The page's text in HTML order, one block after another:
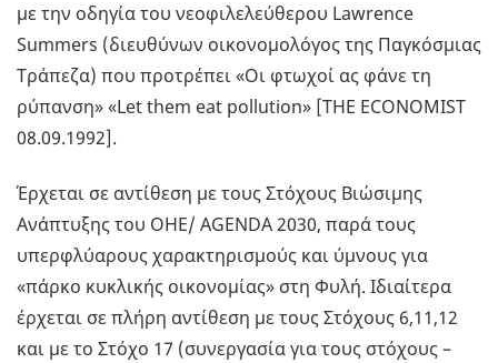
με την οδηγία του νεοφιλελεύθερου Lawrence
Summers (διευθύνων οικονομολόγος της Παγκόσμιας
Τράπεζα) που προτρέπει «Οι φτωχοί ας φάνε τη
ρύπανση» «Let them eat pollution» [THE ECONOMIST
08.09.1992].
Έρχεται σε αντίθεση με τους Στόχους Βιώσιμης
Ανάπτυξης του ΟΗΕ/ AGENDA 2030, παρά τους
υπερφλύαρους χαρακτηρισμούς και ύμνους για
«πάρκο κυκλικής οικονομίας» στη Φυλή. Ιδιαίτερα
έρχεται σε πλήρη αντίθεση με τους Στόχους 6,11,12
και με το Στόχο 17 (συνεργασία για τους στόχους –